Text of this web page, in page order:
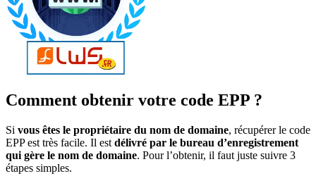
Comment obtenir votre code EPP ?
Si vous êtes le propriétaire du nom de domaine, récupérer le code
EPP est très facile. Il est délivré par le bureau d’enregistrement
qui gère le nom de domaine. Pour l’obtenir, il faut juste suivre 3
étapes simples.